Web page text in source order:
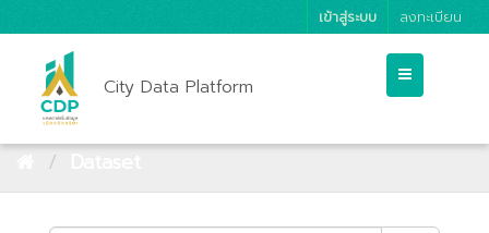
เข้าสู่ระบบ ลงทะเบียน
City Data Platform